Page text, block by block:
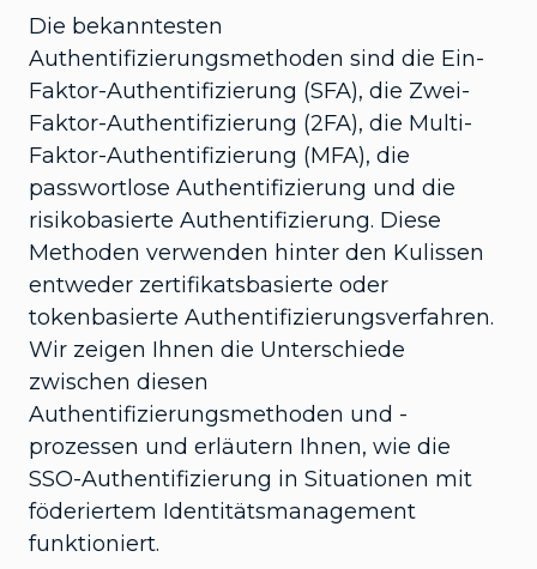
Die bekanntesten
Authentifizierungsmethoden sind die Ein-
Faktor-Authentifizierung (SFA), die Zwei-
Faktor-Authentifizierung (2FA), die Multi-
Faktor-Authentifizierung (MFA), die
passwortlose Authentifizierung und die
risikobasierte Authentifizierung. Diese
Methoden verwenden hinter den Kulissen
entweder zertifikatsbasierte oder
tokenbasierte Authentifizierungsverfahren.
Wir zeigen Ihnen die Unterschiede
zwischen diesen
Authentifizierungsmethoden und -
prozessen und erläutern Ihnen, wie die
SSO-Authentifizierung in Situationen mit
föderiertem Identitätsmanagement
funktioniert.